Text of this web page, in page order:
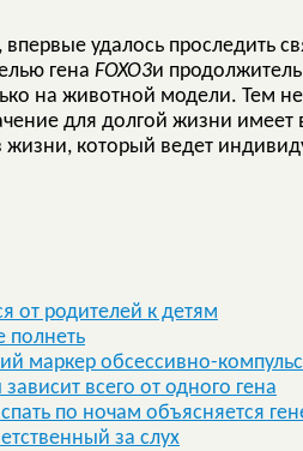
впервые удалось проследить
гена FOXO3и
на животной модели. Тем
для долгой жизни имеет
жизни, который ведет
от родителей к детям
полнеть
маркер обсессивно-
всего от одного гена
по ночам объясняется
за слух